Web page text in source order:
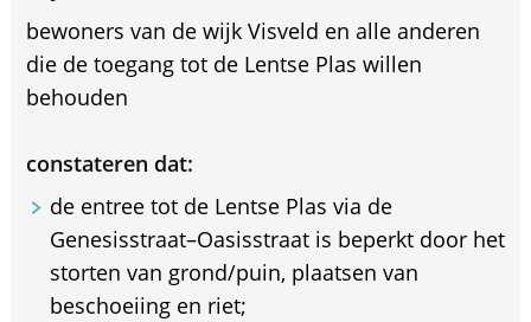
bewoners van de wijk Visveld en alle anderen
die de toegang tot de Lentse Plas willen
behouden
constateren dat:
de entree tot de Lentse Plas via de
Genesisstraat–Oasisstraat is beperkt door het
storten van grond/puin, plaatsen van
beschoeiing en riet;